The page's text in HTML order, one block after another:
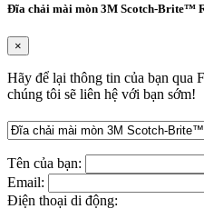
Đĩa chải mài mòn 3M Scotch-Brite™
×
Hãy để lại thông tin của bạn qua
chúng tôi sẽ liên hệ với bạn sớm!
Tên của bạn:
Email:
Điện thoại di động: